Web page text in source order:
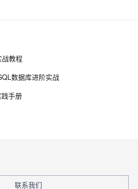
处理--2.29图像除法运算
时器代码示例
教程
数据库进阶实战
手册
联系我们